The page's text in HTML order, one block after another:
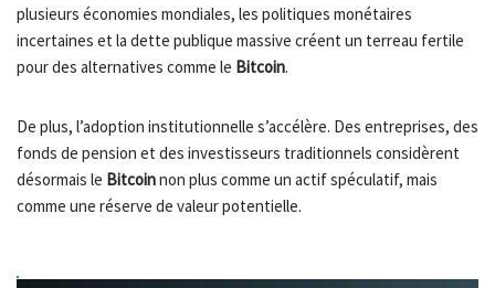
plusieurs économies mondiales, les politiques monétaires
incertaines et la dette publique massive créent un terreau fertile
pour des alternatives comme le Bitcoin.
De plus, l’adoption institutionnelle s’accélère. Des entreprises, des
fonds de pension et des investisseurs traditionnels considèrent
désormais le Bitcoinnon plus comme un actif spéculatif, mais
comme une réserve de valeur potentielle.